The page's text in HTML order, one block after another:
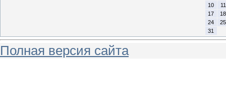
10
11
17
18
24
25
31
Полная версия сайта